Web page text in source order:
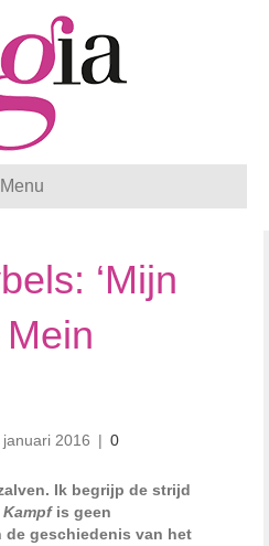
Menu
‘Mijn
januari 2016 | 0
Ik begrijp de strijd
is geen
de geschiedenis van het